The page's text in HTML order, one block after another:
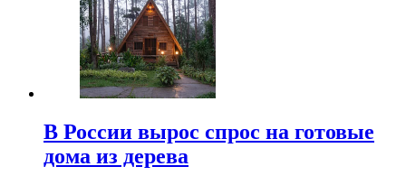
В России вырос спрос на готовые
дома из дерева